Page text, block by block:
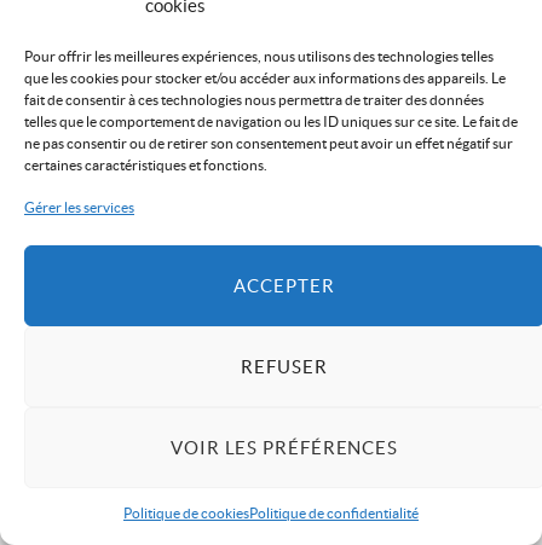
cookies
Pour offrir les meilleures expériences, nous utilisons des technologies telles
que les cookies pour stocker et/ou accéder aux informations des appareils. Le
fait de consentir à ces technologies nous permettra de traiter des données
telles que le comportement de navigation ou les ID uniques sur ce site. Le fait de
ne pas consentir ou de retirer son consentement peut avoir un effet négatif sur
certaines caractéristiques et fonctions.
Gérer les services
ACCEPTER
REFUSER
VOIR LES PRÉFÉRENCES
Politique de cookiesPolitique de confidentialité